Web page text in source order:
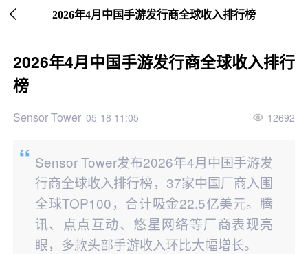
 2026年4月中国手游发行商全球收入排行榜
继续下拉刷新
2026年4月中国手游发行商全球收入排行
榜
Sensor Tower 05-18 11:05 12692
Sensor Tower发布2026年4月中国手游发
行商全球收入排行榜，37家中国厂商入围
全球TOP100，合计吸金22.5亿美元。腾
讯、点点互动、悠星网络等厂商表现亮
眼，多款头部手游收入环比大幅增长。